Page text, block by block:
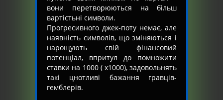
вони перетворюються на більш
вартістьні символи.
Прогресивного джек-поту немає, але
наявність символів, що зміняються і
нарощують свій фінансовий
потенціал, впритул до помножити
ставки на 1000 ( х1000), задовольнять
такі цнотливі бажання гравців-
гемблерів.